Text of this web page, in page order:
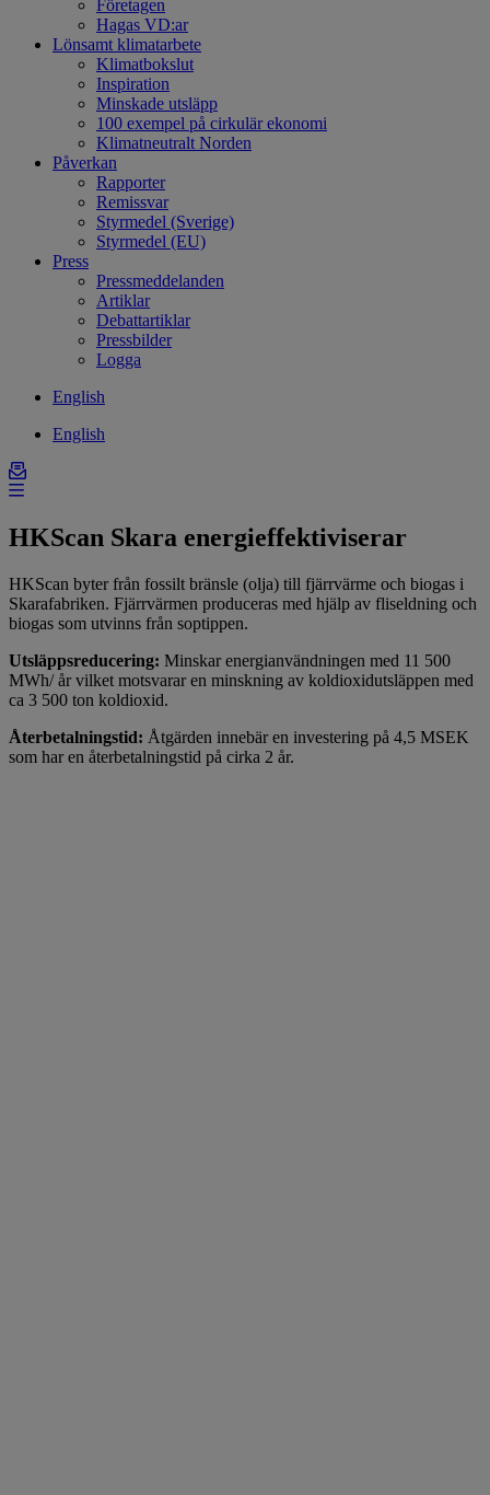
Företagen
Hagas VD:ar
Lönsamt klimatarbete
Klimatbokslut
Inspiration
Minskade utsläpp
100 exempel på cirkulär ekonomi
Klimatneutralt Norden
Påverkan
Rapporter
Remissvar
Styrmedel (Sverige)
Styrmedel (EU)
Press
Pressmeddelanden
Artiklar
Debattartiklar
Pressbilder
Logga
English
English
HKScan Skara energieffektiviserar
HKScan byter från fossilt bränsle (olja) till fjärrvärme och biogas i
Skarafabriken. Fjärrvärmen produceras med hjälp av fliseldning och
biogas som utvinns från soptippen.
Utsläppsreducering: Minskar energianvändningen med 11 500
MWh/ år vilket motsvarar en minskning av koldioxidutsläppen med
ca 3 500 ton koldioxid.
Återbetalningstid: Åtgärden innebär en investering på 4,5 MSEK
som har en återbetalningstid på cirka 2 år.